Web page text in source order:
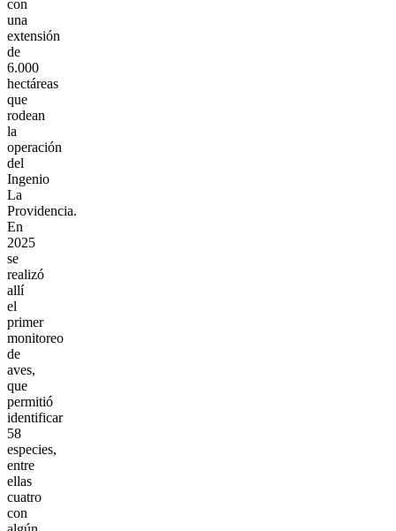
con
una
extensión
de
6.000
hectáreas
que
rodean
la
operación
del
Ingenio
La
Providencia.
En
2025
se
realizó
allí
el
primer
monitoreo
de
aves,
que
permitió
identificar
58
especies,
entre
ellas
cuatro
con